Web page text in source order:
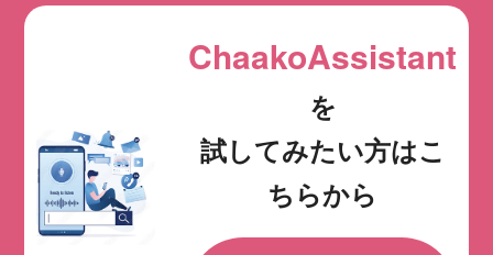
ChaakoAssistant
を
試してみたい方はこ
ちらから